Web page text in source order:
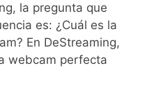
la pregunta que
es: ¿Cuál es la
En DeStreaming,
webcam perfecta